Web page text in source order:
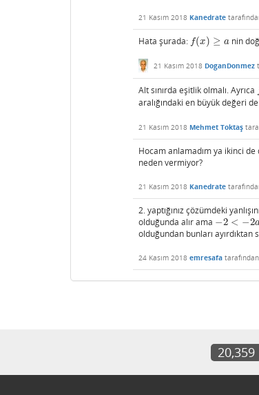
21 Kasım 2018 Kanedrate
Hata şurada: f(x) ≥ a
f(x)≥a nin
21 Kasım 2018 DoganDonmez
Alt sınırda eşitlik olmalı. Ayrıca
aralığındaki en büyük değeri de
21 Kasım 2018 Mehmet Toktaş
Hocam anlamadım ya ikinci de
neden vermiyor?
21 Kasım 2018 Kanedrate
2. yaptığınız çözümdeki
olduğunda alır ama −2 < −2
−2< −2 a+6<
olduğundan bunları ayırdıktan
24 Kasım 2018 emresafa tarafından
20,359